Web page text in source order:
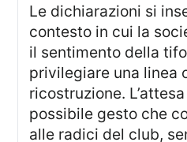
Le dichiarazioni si inseriscono in un
contesto in cui la
il sentimento della
privilegiare una linea
ricostruzione.
possibile gesto che
alle radici del club,